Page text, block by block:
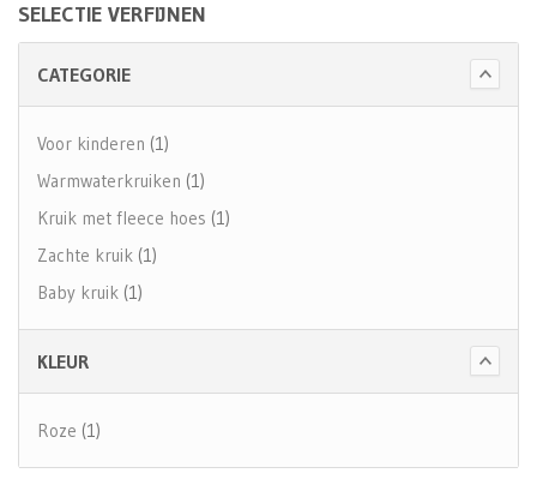
SELECTIE VERFIJNEN
CATEGORIE
Voor kinderen (1)
Warmwaterkruiken (1)
Kruik met fleece hoes (1)
Zachte kruik (1)
Baby kruik (1)
KLEUR
Roze (1)